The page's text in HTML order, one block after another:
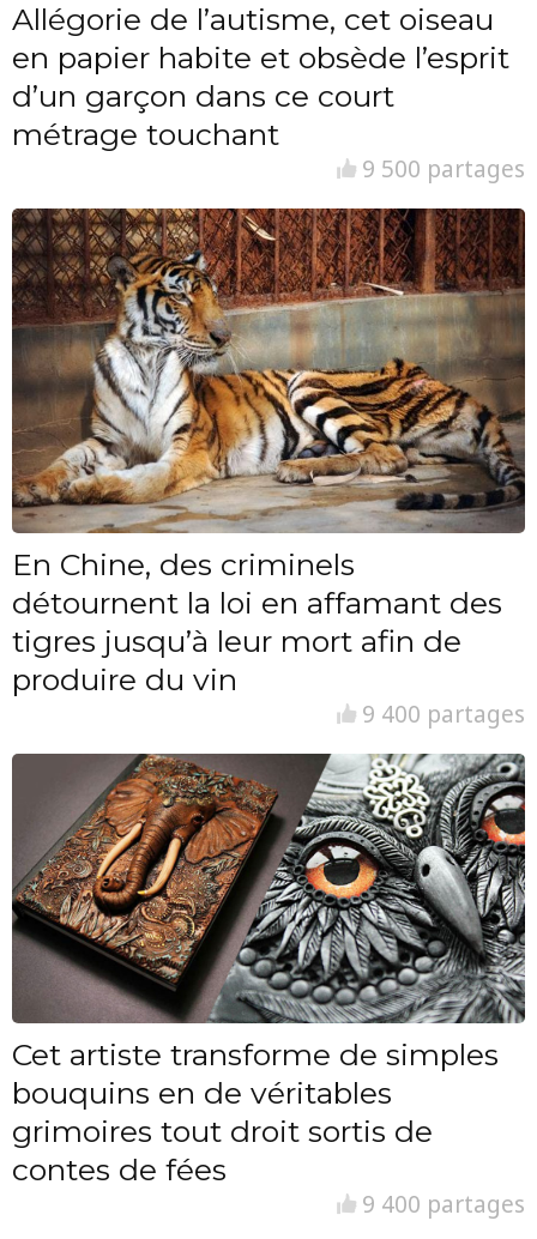
Allégorie de l’autisme, cet oiseau
en papier habite et obsède l’esprit
d’un garçon dans ce court
métrage touchant
9 500 partages
En Chine, des criminels
détournent la loi en affamant des
tigres jusqu’à leur mort afin de
produire du vin
9 400 partages
Cet artiste transforme de simples
bouquins en de véritables
grimoires tout droit sortis de
contes de fées
9 400 partages